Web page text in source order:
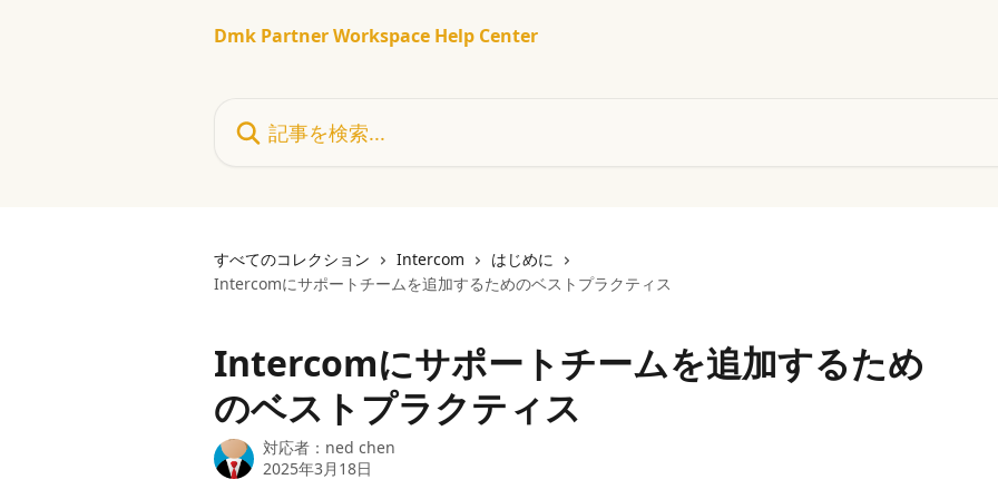
Dmk Partner Workspace Help Center
すべてのコレクション Intercom
はじめに
Intercomにサポートチームを追加するためのベストプラクティス
Intercomにサポートチームを追加するため
のベストプラクティス
対応者： ned chen
2025年3月18日